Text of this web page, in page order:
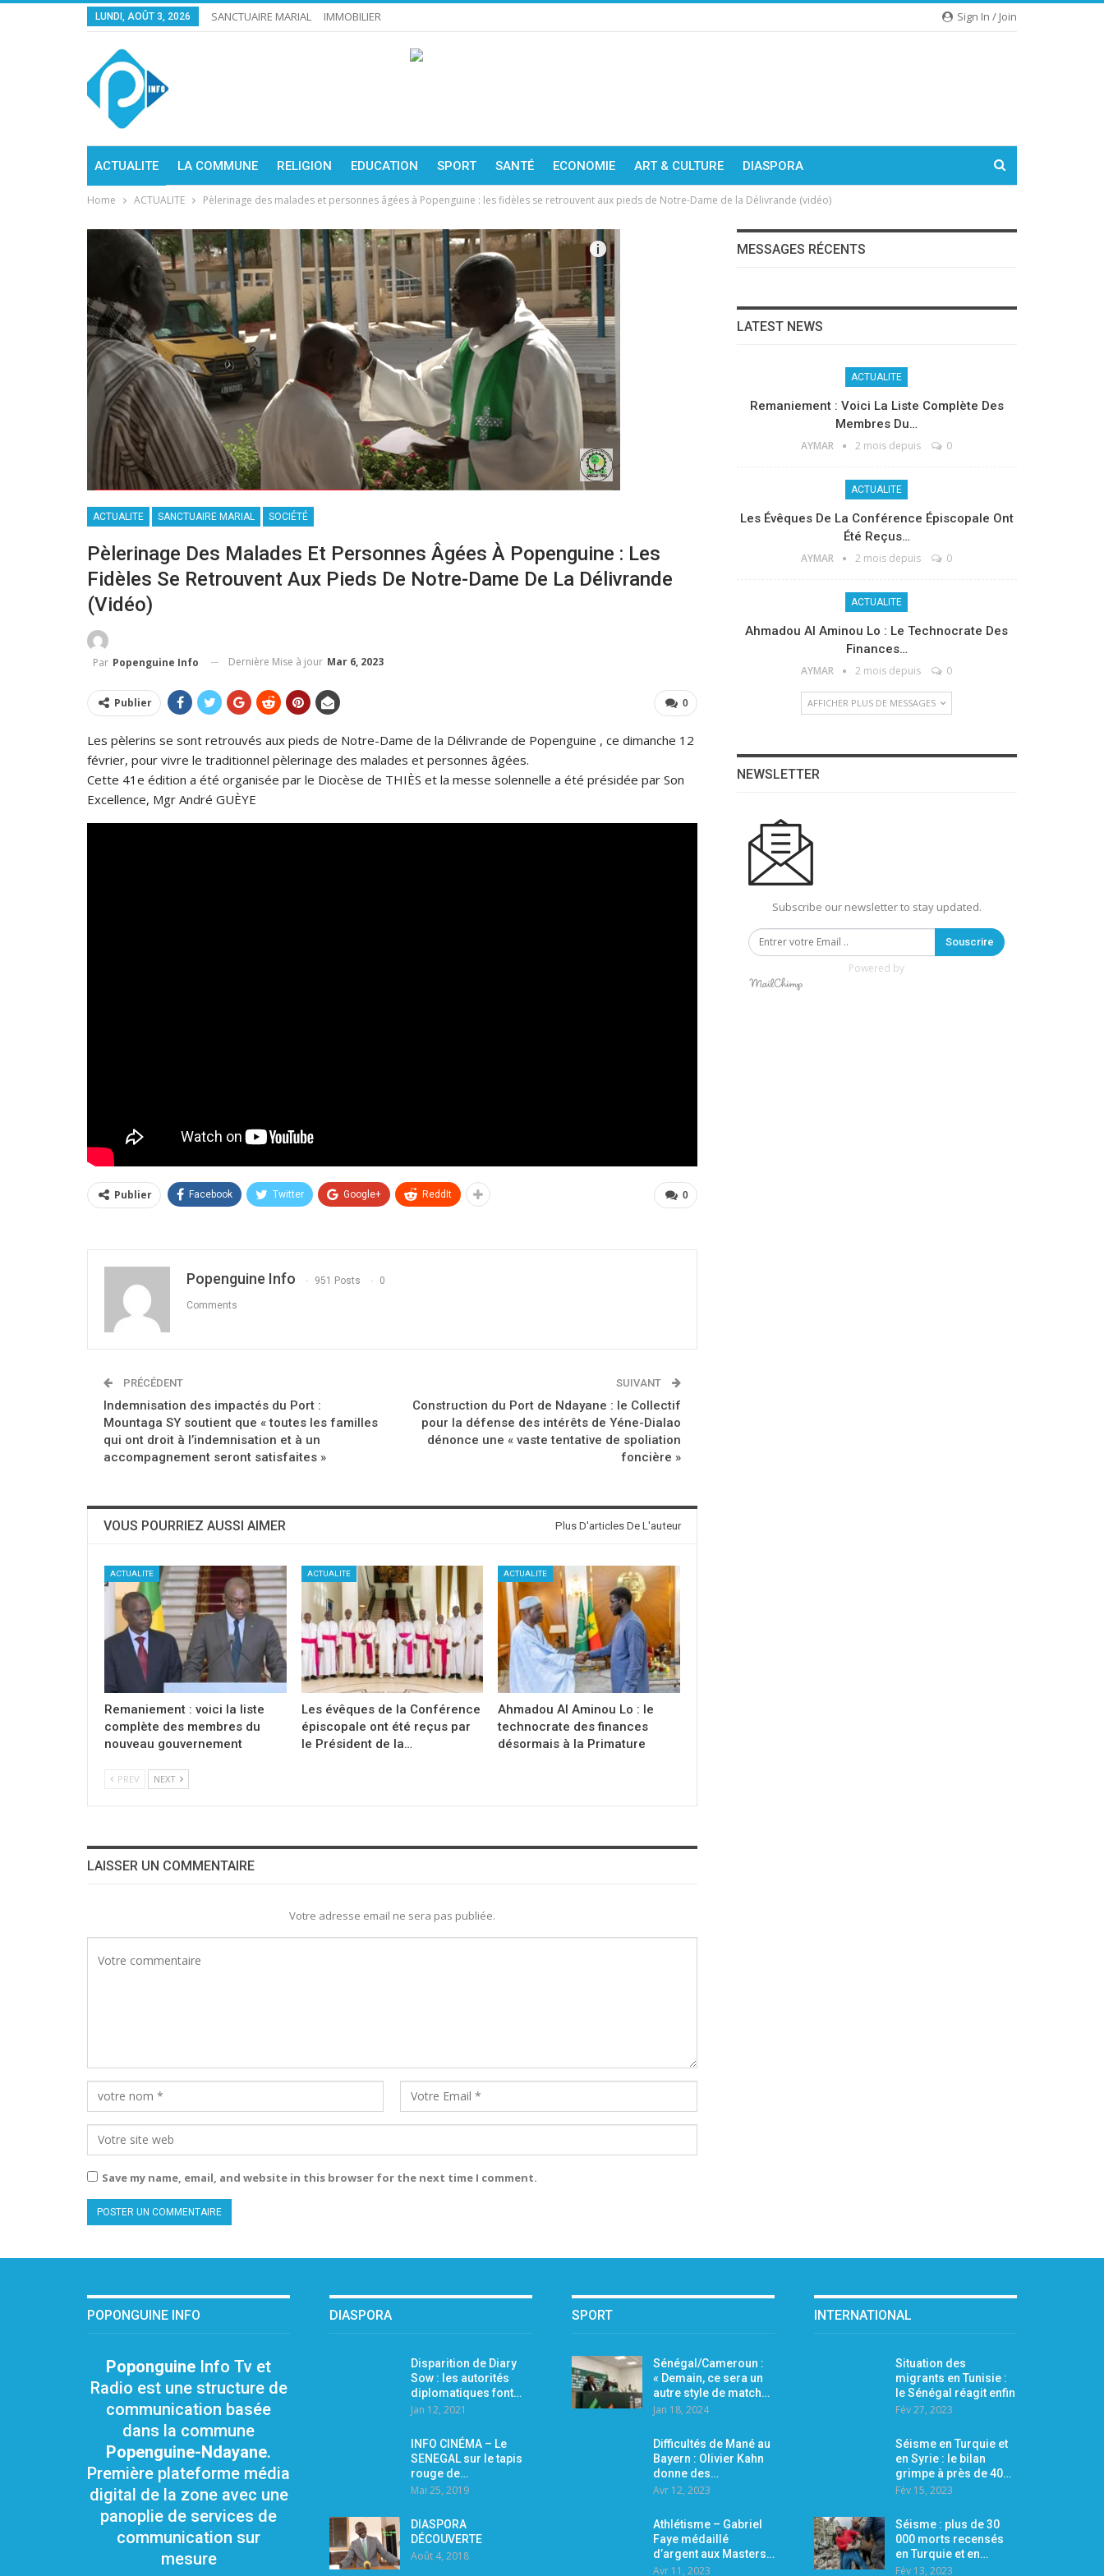
Sign In / Join
LUNDI, AOÛT 3, 2026 SANCTUAIRE MARIAL IMMOBILIER
ACTUALITE LA COMMUNE RELIGION EDUCATION SPORT SANTÉ ECONOMIE ART & CULTURE DIASPORA
Home ACTUALITE Pèlerinage des malades et personnes âgées à Popenguine : les fidèles se retrouvent aux pieds de Notre-Dame de la Délivrande (vidéo)
ACTUALITE SANCTUAIRE MARIAL SOCIÉTÉ
Pèlerinage Des Malades Et Personnes Âgées À Popenguine : Les
Fidèles Se Retrouvent Aux Pieds De Notre-Dame De La Délivrande
(vidéo)
Par Popenguine Info Dernière Mise à jour Mar 6, 2023
0
Publier
Les pèlerins se sont retrouvés aux pieds de Notre-Dame de la Délivrande de Popenguine , ce dimanche 12
février, pour vivre le traditionnel pèlerinage des malades et personnes âgées.
Cette 41e édition a été organisée par le Diocèse de THIÈS et la messe solennelle a été présidée par Son
Excellence, Mgr André GUÈYE
0
Publier Facebook Twitter Google+ ReddIt
Popenguine Info 951 Posts 0
Comments
PRÉCÉDENT
Indemnisation des impactés du Port :
Mountaga SY soutient que « toutes les familles
qui ont droit à l’indemnisation et à un
accompagnement seront satisfaites »
SUIVANT
Construction du Port de Ndayane : le Collectif
pour la défense des intérêts de Yéne-Dialao
dénonce une « vaste tentative de spoliation
foncière »
VOUS POURRIEZ AUSSI AIMER Plus D'articles De L'auteur
ACTUALITE
Remaniement : voici la liste
complète des membres du
nouveau gouvernement
ACTUALITE
Les évêques de la Conférence
épiscopale ont été reçus par
le Président de la…
ACTUALITE
Ahmadou Al Aminou Lo : le
technocrate des finances
désormais à la Primature
PREV NEXT
LAISSER UN COMMENTAIRE
Votre adresse email ne sera pas publiée.
Save my name, email, and website in this browser for the next time I comment.
MESSAGES RÉCENTS
LATEST NEWS
ACTUALITE
Remaniement : Voici La Liste Complète Des
Membres Du…
AYMAR 2 mois depuis 0
ACTUALITE
Les Évêques De La Conférence Épiscopale Ont
Été Reçus…
AYMAR 2 mois depuis 0
ACTUALITE
Ahmadou Al Aminou Lo : Le Technocrate Des
Finances…
AYMAR 2 mois depuis 0
AFFICHER PLUS DE MESSAGES
NEWSLETTER
Subscribe our newsletter to stay updated.
Souscrire
Powered by
POPONGUINE INFO
Poponguine Info Tv et
Radio est une structure de
communication basée
dans la commune
Popenguine-Ndayane.
Première plateforme média
digital de la zone avec une
panoplie de services de
communication sur
mesure
DIASPORA
Disparition de Diary
Sow : les autorités
diplomatiques font…
Jan 12, 2021
INFO CINÉMA – Le
SENEGAL sur le tapis
rouge de…
Mai 25, 2019
DIASPORA
DÉCOUVERTE
Août 4, 2018
SPORT
Sénégal/Cameroun :
« Demain, ce sera un
autre style de match…
Jan 18, 2024
Difficultés de Mané au
Bayern : Olivier Kahn
donne des…
Avr 12, 2023
Athlétisme – Gabriel
Faye médaillé
d’argent aux Masters…
Avr 11, 2023
INTERNATIONAL
Situation des
migrants en Tunisie :
le Sénégal réagit enfin
Fév 27, 2023
Séisme en Turquie et
en Syrie : le bilan
grimpe à près de 40…
Fév 15, 2023
Séisme : plus de 30
000 morts recensés
en Turquie et en…
Fév 13, 2023